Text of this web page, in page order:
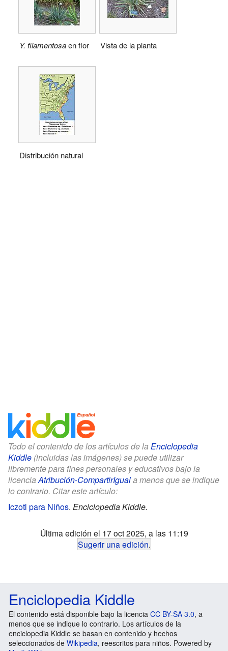
Y. filamentosaen flor Vista de la planta
Distribución natural
Todo el contenido de los artículos de la Enciclopedia
Kiddle (incluidas las imágenes) se puede utilizar
libremente para fines personales y educativos bajo la
licenciaAtribución-CompartirIguala menos que se indique
lo contrario. Citar este artículo:
Iczotl para Niños. Enciclopedia Kiddle.
Última edición el 17 oct 2025, a las 11:19
Sugerir una edición.
Enciclopedia Kiddle
El contenido está disponible bajo la licencia CC BY-SA 3.0, a
menos que se indique lo contrario. Los artículos de la
enciclopedia Kiddle se basan en contenido y hechos
seleccionados de Wikipedia, reescritos para niños. Powered by